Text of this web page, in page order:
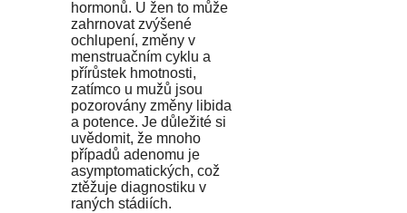
hormonů. U žen to může
zahrnovat zvýšené
ochlupení, změny v
menstruačním cyklu a
přírůstek hmotnosti,
zatímco u mužů jsou
pozorovány změny libida
a potence. Je důležité si
uvědomit, že mnoho
případů adenomu je
asymptomatických, což
ztěžuje diagnostiku v
raných stádiích.